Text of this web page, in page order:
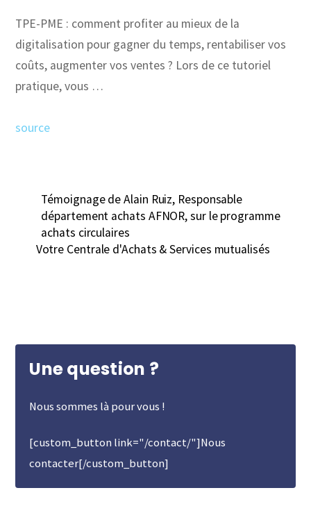
TPE-PME : comment profiter au mieux de la
digitalisation pour gagner du temps, rentabiliser vos
coûts, augmenter vos ventes ? Lors de ce tutoriel
pratique, vous …
source
Témoignage de Alain Ruiz, Responsable
département achats AFNOR, sur le programme
achats circulaires
Votre Centrale d'Achats & Services mutualisés
Une question ?
Nous sommes là pour vous !
[custom_button link="/contact/"]Nous
contacter[/custom_button]